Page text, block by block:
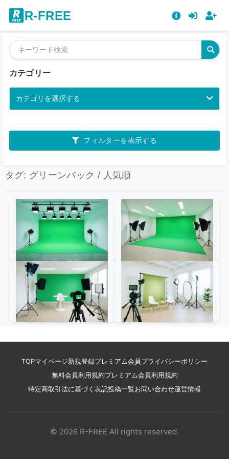
R-FREE
カテゴリー
カテゴリを選択する
フィルターを表示する
タグ: グリーンバック / 人気順
TOPマイページ新規登録プレミアム会員 プライバシーポリシー
無料会員利用規約プレミアム会員利用規約
特定商取引法に基づく表記投稿一覧お問い合わせ運営情報
© 2026 R-FREE All rights reserved.